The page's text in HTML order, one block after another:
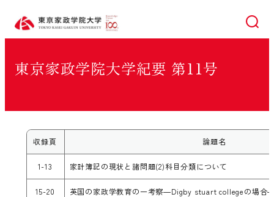
検索
東京家政学院大学紀要 第11号
収録頁 論題名
1-13 家計簿記の現状と諸問題(2)科目分類について
15-20 英国の家政学教育の一考察―Digby stuart collegeの場合